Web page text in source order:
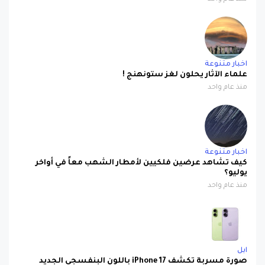
اخبار متنوعة
علماء الآثار يحلون لغز ستونهنج !
منذ عام واحد
اخبار متنوعة
كيف تشاهد عرضين فلكيين لأمطار الشهب معاً في أواخر
يوليو؟
منذ عام واحد
ابل
صورة مسربة تكشف iPhone 17 باللون البنفسجي الجديد